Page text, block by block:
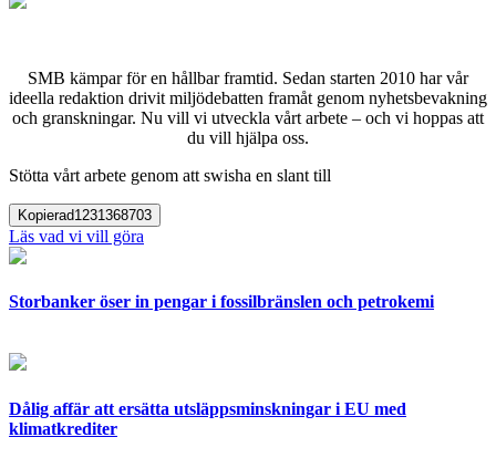
SMB kämpar för en hållbar framtid. Sedan starten 2010 har vår
ideella redaktion drivit miljödebatten framåt genom nyhetsbevakning
och granskningar. Nu vill vi utveckla vårt arbete – och vi hoppas att
du vill hjälpa oss.
Stötta vårt arbete genom att swisha en slant till
Kopierad1231368703
Läs vad vi vill göra
Storbanker öser in pengar i fossilbränslen och petrokemi
Dålig affär att ersätta utsläppsminskningar i EU med
klimatkrediter